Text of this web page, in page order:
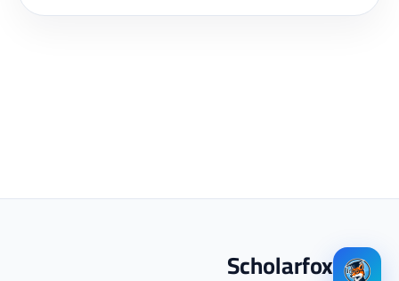
Scholarfox